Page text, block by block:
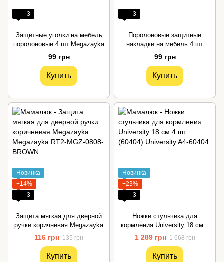
3
Защитные уголки на мебель
поролоновые 4 шт Megazayka
99 грн
Купить
3
Поролоновые защитные
накладки на мебель 4 шт
Megazayka
99 грн
Купить
Новинка
−14%
3
Защита мягкая для дверной
ручки коричневая Megazayka
116 грн 135 грн
Купить
Новинка
−23%
3
Ножки стульчика для
кормления University 18 см 4
шт. (60404)
1 289 грн 1 668 грн
Купить